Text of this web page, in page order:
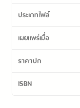
ประเภทไฟล์
เผยแพร่เมื่อ
ราคาปก
ISBN